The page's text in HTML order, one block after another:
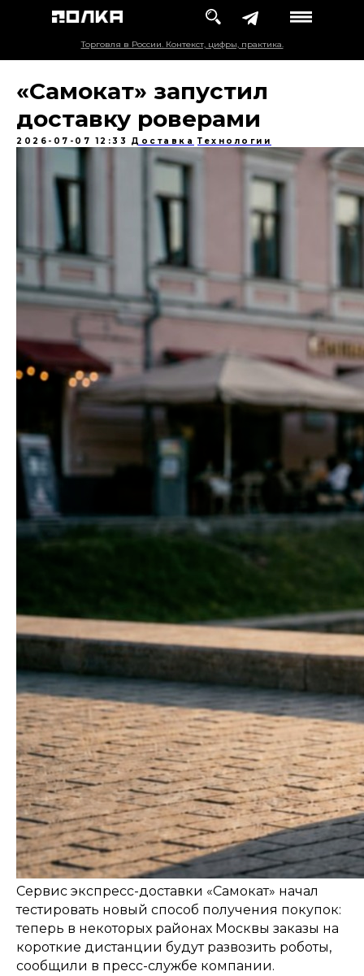
Торговля в России. Контекст, цифры, практика.
«Самокат» запустил
доставку роверами
2026-07-07 12:33 Доставка Технологии
Сервис экспресс-доставки «Самокат» начал
тестировать новый способ получения покупок:
теперь в некоторых районах Москвы заказы на
короткие дистанции будут развозить роботы,
сообщили в пресс-службе компании.